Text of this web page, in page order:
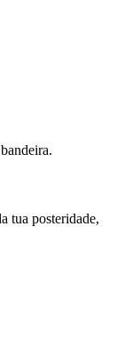
tua posteridade,